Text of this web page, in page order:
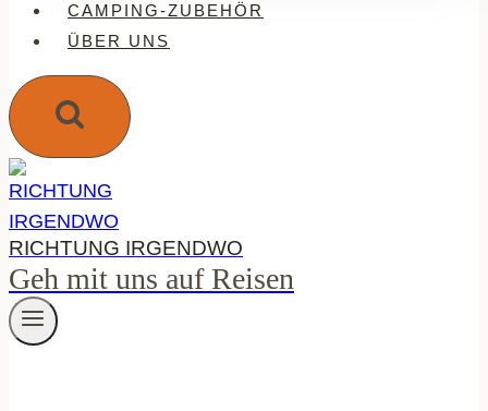
CAMPING-ZUBEHÖR
ÜBER UNS
RICHTUNG IRGENDWO
Geh mit uns auf Reisen